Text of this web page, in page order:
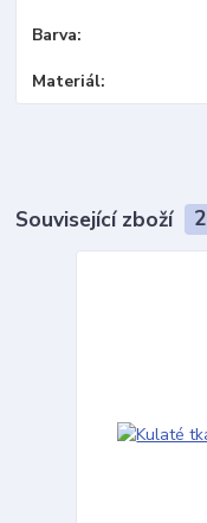
Barva
Materiál
Související zboží 2